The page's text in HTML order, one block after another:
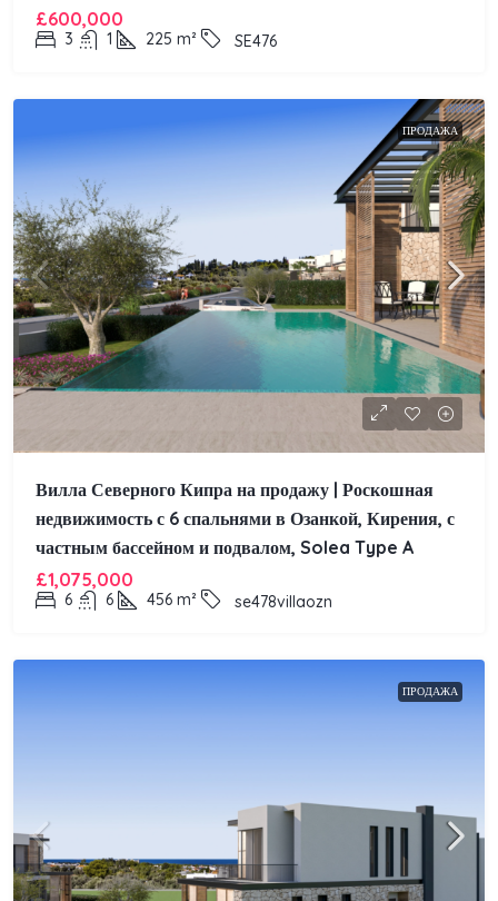
£600,000
3 1 225 m² SE476
ПРОДАЖА
Вилла Северного Кипра на продажу | Роскошная
недвижимость с 6 спальнями в Озанкой, Кирения, с
частным бассейном и подвалом, Solea Type A
£1,075,000
6 6 456 m² se478villaozn
ПРОДАЖА